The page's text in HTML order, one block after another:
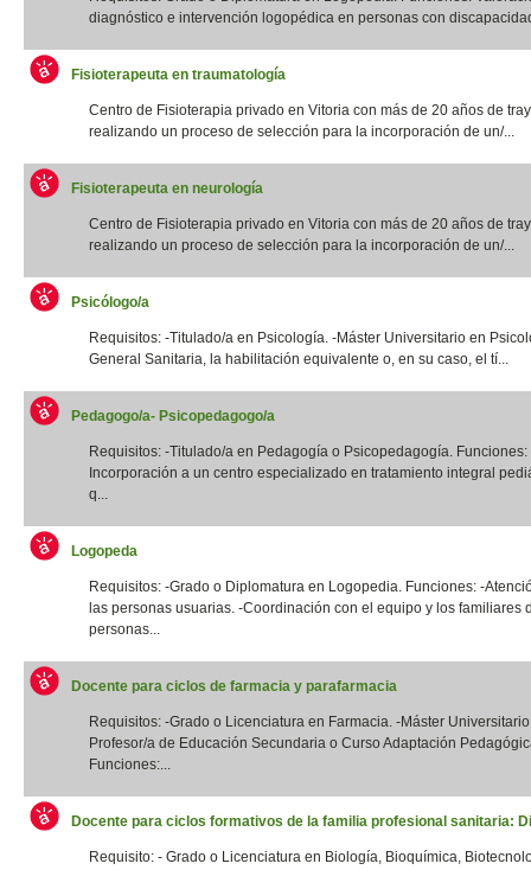
diagnóstico e intervención logopédica en personas con
Fisioterapeuta en traumatología
Centro de Fisioterapia privado en Vitoria con más de 20 años de
realizando un proceso de selección para la incorporación de un/...
Fisioterapeuta en neurología
Centro de Fisioterapia privado en Vitoria con más de 20 años de
realizando un proceso de selección para la incorporación de un/...
Psicólogo/a
Requisitos: -Titulado/a en Psicología. -Máster Universitario en
General Sanitaria, la habilitación equivalente o, en su caso, el tí...
Pedagogo/a- Psicopedagogo/a
Requisitos: -Titulado/a en Pedagogía o Psicopedagogía. Funciones:
Incorporación a un centro especializado en tratamiento integral
q...
Logopeda
Requisitos: -Grado o Diplomatura en Logopedia. Funciones: -
las personas usuarias. -Coordinación con el equipo y los familiares
personas...
Docente para ciclos de farmacia y parafarmacia
Requisitos: -Grado o Licenciatura en Farmacia. -Máster
Profesor/a de Educación Secundaria o Curso Adaptación
Funciones:...
Docente para ciclos formativos de la familia profesional sanitaria:
Requisito: - Grado o Licenciatura en Biología, Bioquímica,